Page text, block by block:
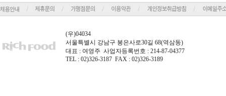
(우)04034
서울특별시 강남구 봉은사로30길 68(역삼동)
대표 : 여영주 사업자등록번호 : 214-87-04377
TEL : 02)326-3187 FAX : 02)326-3189